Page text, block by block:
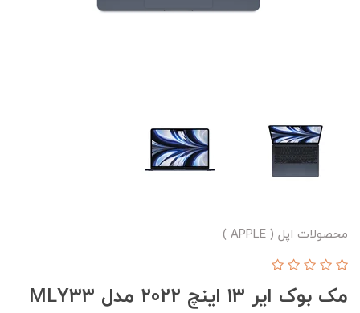
محصولات اپل ( APPLE )
مک بوک ایر 13 اینچ 2022 مدل MLY33